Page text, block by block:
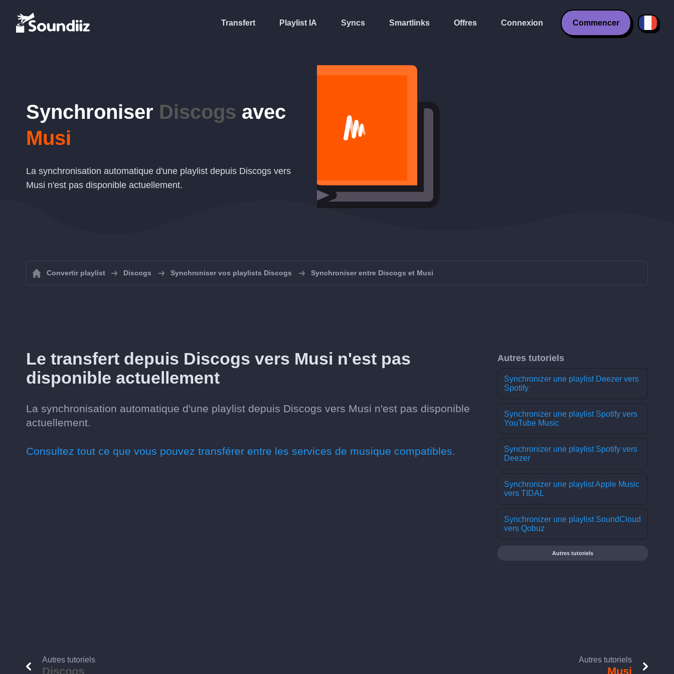
Transfert Playlist IA Syncs Smartlinks Offres Connexion Commencer
Synchroniser Discogs avec
Musi
La synchronisation automatique d'une playlist depuis Discogs vers
Musi n'est pas disponible actuellement.
Convertir playlist Discogs Synchroniser vos playlists Discogs Synchroniser entre Discogs et Musi
Le transfert depuis Discogs vers Musi n'est pas
disponible actuellement
La synchronisation automatique d'une playlist depuis Discogs vers Musi n'est pas disponible
actuellement.
Consultez tout ce que vous pouvez transférer entre les services de musique compatibles.
Autres tutoriels
Synchronizer une playlist Deezer vers
Spotify
Synchronizer une playlist Spotify vers
YouTube Music
Synchronizer une playlist Spotify vers
Deezer
Synchronizer une playlist Apple Music
vers TIDAL
Synchronizer une playlist SoundCloud
vers Qobuz
Autres tutoriels
Autres tutoriels
Discogs
Autres tutoriels
Musi